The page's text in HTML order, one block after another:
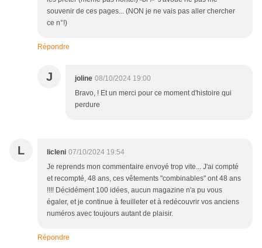
souvenir de ces pages... (NON je ne vais pas aller chercher
ce n°!)
Répondre
J joline 08/10/2024 19:00
Bravo, ! Et un merci pour ce moment d'histoire qui
perdure
L licleni 07/10/2024 19:54
Je reprends mon commentaire envoyé trop vite... J'ai compté
et recompté, 48 ans, ces vêtements "combinables" ont 48 ans
!!!! Décidément 100 idées, aucun magazine n'a pu vous
égaler, et je continue à feuilleter et à redécouvrir vos anciens
numéros avec toujours autant de plaisir.
Répondre